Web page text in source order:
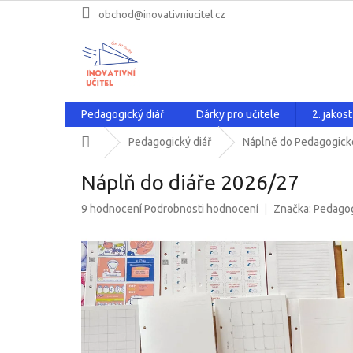
na
obchod@inovativniucitel.cz
Pedagogický diář Dárky pro učitele 2. jakost
Domů Pedagogický diář Náplně do
Náplň do diáře 2026/27
Průměrné
produktu
je
5,0
z
5
hvězdiček.
9 hodnoceníPodrobnosti hodnocení Značka: